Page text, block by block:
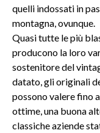
quelli indossati in
montagna, ovunque.
Quasi tutte le più
producono la loro
sostenitore del
datato, gli originali
possono valere fino
ottime, una buona
classiche aziende